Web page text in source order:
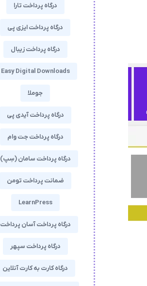
درگاه پرداخت تارا
درگاه پرداخت ایزی پی
درگاه پرداخت زیبال
Easy Digital Downloads
جوملا
درگاه پرداخت آیدی پی
درگاه پرداخت جت وام
درگاه پرداخت سامان (سِپ)
ضمانت پرداخت تومن
LearnPress
درگاه پرداخت آسان پرداخت
درگاه پرداخت سپهر
درگاه کارت به کارت آنلاین